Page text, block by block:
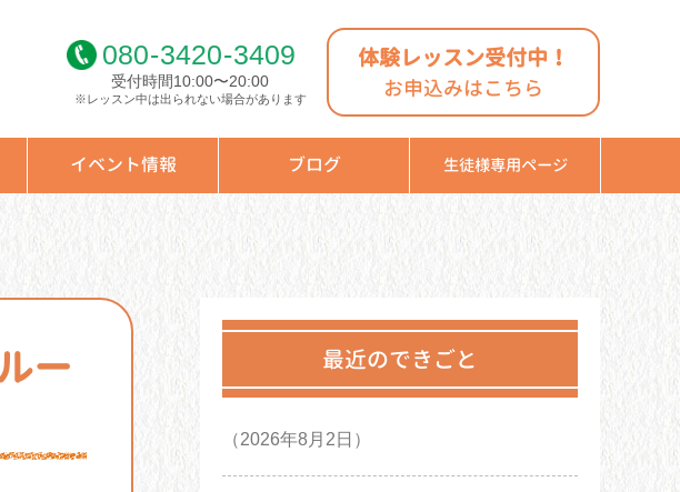
080-3420-3409
受付時間10:00〜20:00
※レッスン中は出られない場合があります
体験レッスン受付中！
お申込みはこちら
イベント情報 ブログ 生徒様専用ページ
ー
最近のできごと
（2026年8月2日）